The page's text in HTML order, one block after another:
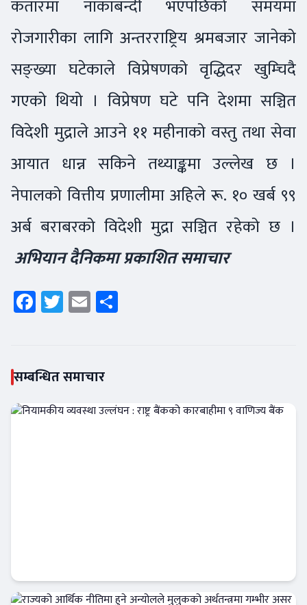
कतारमा नाकाबन्दी भएपछिको समयमा
रोजगारीका लागि अन्तरराष्ट्रिय श्रमबजार जानेको
सङ्ख्या घटेकाले विप्रेषणको वृद्धिदर खुम्चिदै
गएको थियो । विप्रेषण घटे पनि देशमा सञ्चित
विदेशी मुद्राले आउने ११ महीनाको वस्तु तथा सेवा
आयात धान्न सकिने तथ्याङ्कमा उल्लेख छ ।
नेपालको वित्तीय प्रणालीमा अहिले रू. १० खर्ब ९९
अर्ब बराबरको विदेशी मुद्रा सञ्चित रहेको छ ।
अभियान दैनिकमा प्रकाशित समाचार
Facebook
Twitter
Email
सम्बन्धित समाचार
आजको विशेष